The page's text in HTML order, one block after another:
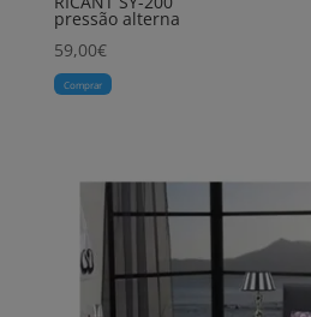
pressão alterna
59,00€
Comprar